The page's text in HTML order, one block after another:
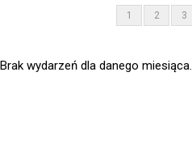
1 2 3
Brak wydarzeń dla danego miesiąca.